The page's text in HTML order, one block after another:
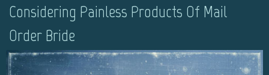
Considering Painless Products Of Mail
Order Bride